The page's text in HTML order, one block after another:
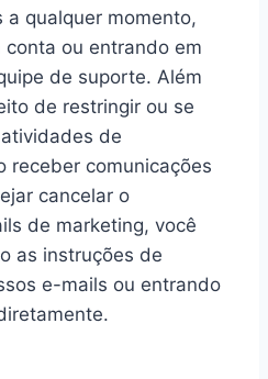
a qualquer momento,
ou entrando em
de suporte. Além
de restringir ou se
de
receber comunicações
cancelar o
de marketing, você
as instruções de
e-mails ou entrando